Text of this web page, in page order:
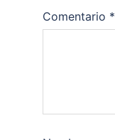
Comentario *